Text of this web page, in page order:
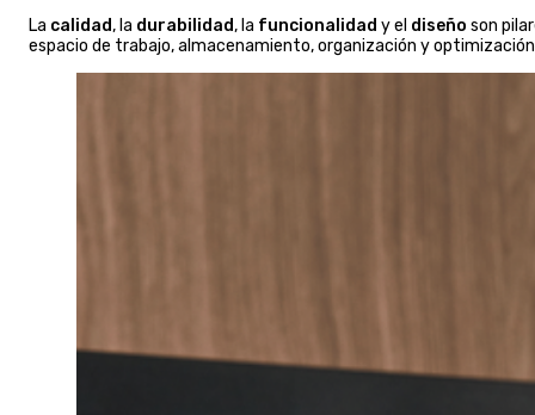
La calidad, la durabilidad, la funcionalidad y el diseño son
espacio de trabajo, almacenamiento, organización y